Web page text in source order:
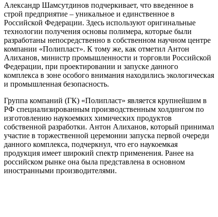
Александр Шамсутдинов подчеркивает, что введенное в
строй предприятие – уникальное и единственное в
Российской Федерации. Здесь используют оригинальные
технологии получения основы полимера, которые были
разработаны непосредственно в собственном научном центре
компании «Полипласт». К тому же, как отметил Антон
Алиханов, министр промышленности и торговли Российской
Федерации, при проектировании и запуске данного
комплекса в зоне особого внимания находились экологическая
и промышленная безопасность.
Группа компаний (ГК) «Полипласт» является крупнейшим в
РФ специализированным производственным холдингом по
изготовлению наукоемких химических продуктов
собственной разработки. Антон Алиханов, который принимал
участие в торжественной церемонии запуска первой очереди
данного комплекса, подчеркнул, что его наукоемкая
продукция имеет широкий спектр применения. Ранее на
российском рынке она была представлена в основном
иностранными производителями.